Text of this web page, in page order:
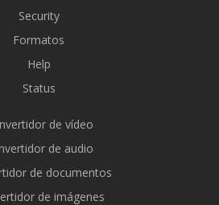
Security
Formatos
Help
Status
de vídeo
de audio
de documentos
de imágenes